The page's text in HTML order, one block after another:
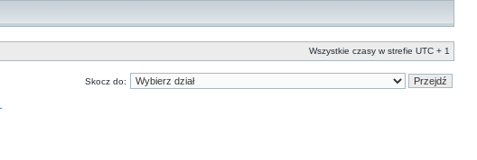
Wszystkie czasy w strefie UTC + 1
Skocz do: